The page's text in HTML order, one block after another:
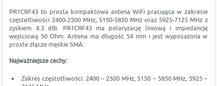
PR1CRF43 to prosta kompaktowa antena WiFi pracująca w zakresie
częstotliwości 2400-2500 MHz, 5150-5850 MHz oraz 5925-7125 MHz z
zyskiem 4.3 dBi. PR1CRF43 ma polaryzację liniową i impedancję
wejściową 50 Ohm. Antena ma długość 54 mm i jest wyposażona w
proste złącze męskie SMA.
Najważniejsze cechy:
Zakres częstotliwości: 2400 ~ 2500 MHz, 5150 ~ 5850 MHz, 5925 ~